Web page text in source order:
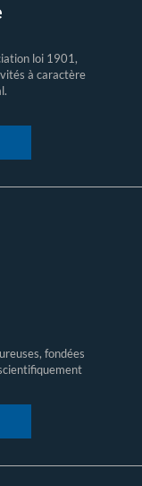
loi 1901,
à caractère
fondées